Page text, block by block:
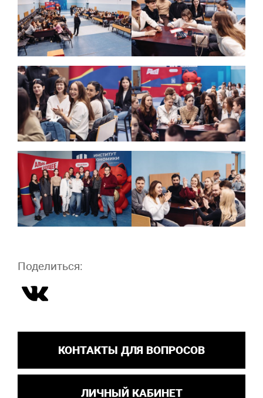
Поделиться:
КОНТАКТЫ ДЛЯ ВОПРОСОВ
ЛИЧНЫЙ КАБИНЕТ